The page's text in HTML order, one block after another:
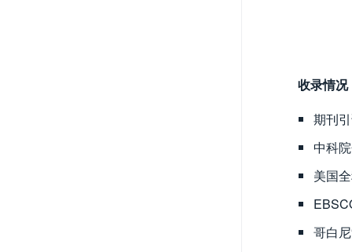
收录情况
期刊
中科
美国
哥白